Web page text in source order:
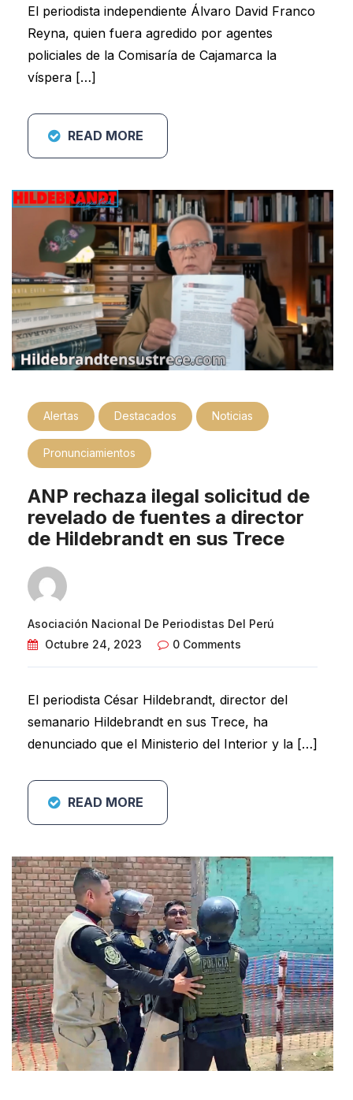
El periodista independiente Álvaro David Franco
Reyna, quien fuera agredido por agentes
policiales de la Comisaría de Cajamarca la
víspera […]
READ MORE
Alertas Destacados Noticias
Pronunciamientos
ANP rechaza ilegal solicitud de
revelado de fuentes a director
de Hildebrandt en sus Trece
Asociación Nacional De Periodistas Del Perú
Octubre 24, 2023
0 Comments
El periodista César Hildebrandt, director del
semanario Hildebrandt en sus Trece, ha
denunciado que el Ministerio del Interior y la […]
READ MORE